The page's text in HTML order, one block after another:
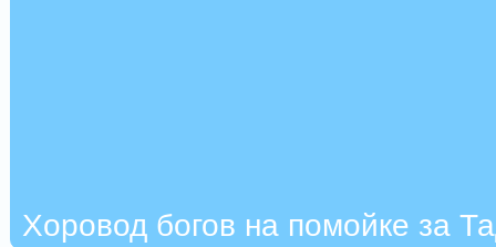
Хоровод богов на помойке за